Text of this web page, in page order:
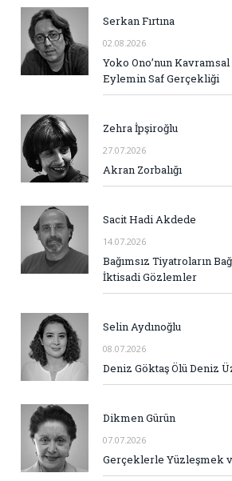
Serkan Fırtına
02.08.2026
Yoko Ono’nun
Eylemin Saf Gerçekliği
Zehra İpşiroğlu
27.07.2026
Akran Zorbalığı
Sacit Hadi Akdede
14.07.2026
Bağımsız Tiyatroların
İktisadi Gözlemler
Selin Aydınoğlu
08.07.2026
Deniz Göktaş Ölü Deniz
Dikmen Gürün
07.07.2026
Gerçeklerle Yüzleşmek